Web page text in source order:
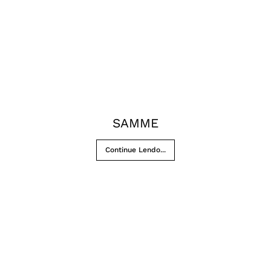
SAMME
Continue Lendo...